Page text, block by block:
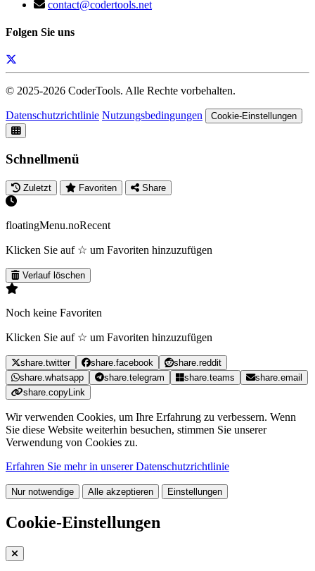
contact@codertools.net
Folgen Sie uns
© 2025-2026 CoderTools. Alle Rechte vorbehalten.
Datenschutzrichtlinie Nutzungsbedingungen Cookie-Einstellungen
Schnellmenü
Zuletzt Favoriten Share
floatingMenu.noRecent
Klicken Sie auf ☆ um Favoriten hinzuzufügen
Verlauf löschen
Noch keine Favoriten
Klicken Sie auf ☆ um Favoriten hinzuzufügen
share.twitter share.facebook
share.reddit
share.whatsapp
share.telegram share.teams
share.email
share.copyLink
Wir verwenden Cookies, um Ihre Erfahrung zu verbessern. Wenn
Sie diese Website weiterhin besuchen, stimmen Sie unserer
Verwendung von Cookies zu.
Erfahren Sie mehr in unserer Datenschutzrichtlinie
Nur notwendige Alle akzeptieren Einstellungen
Cookie-Einstellungen